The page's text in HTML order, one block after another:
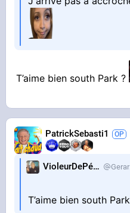
YOUTUBE
Amp. goes to 11 (This
dovenol
T’aime bien south Park ?
PatrickSebasti1
VioleurDePédo
T’aime bien south